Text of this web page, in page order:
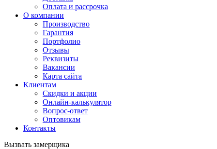
Оплата и рассрочка
О компании
Производство
Гарантия
Портфолио
Отзывы
Реквизиты
Вакансии
Карта сайта
Клиентам
Скидки и акции
Онлайн-калькулятор
Вопрос-ответ
Оптовикам
Контакты
Вызвать замерщика